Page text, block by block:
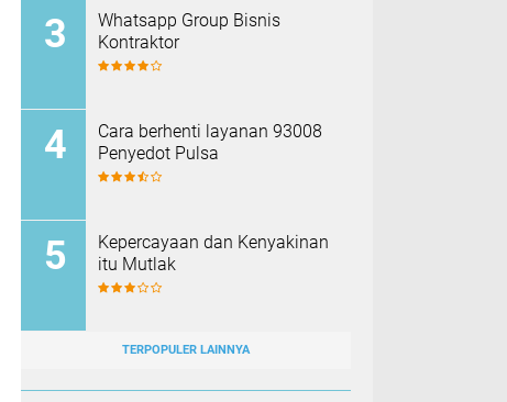
Whatsapp Group Bisnis
Kontraktor
Cara berhenti layanan 93008
Penyedot Pulsa
Kepercayaan dan Kenyakinan
itu Mutlak
TERPOPULER LAINNYA